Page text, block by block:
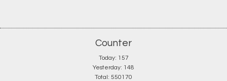
Counter
Today: 157
Yesterday: 148
Total: 550170